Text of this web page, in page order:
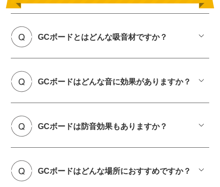
GCボードとはどんな吸音材ですか？
GCボードはどんな音に効果がありますか？
GCボードは防音効果もありますか？
GCボードはどんな場所におすすめですか？